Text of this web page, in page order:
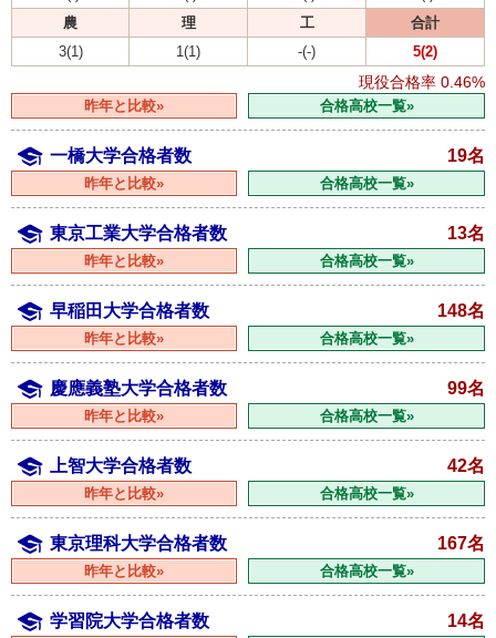
農
理 工
合計
3(1)
1(1) -(-) 5(2)
現役合格率 0.46%
昨年と比較» 合格高校一覧»
一橋大学合格者数 19名
昨年と比較» 合格高校一覧»
東京工業大学合格者数 13名
昨年と比較» 合格高校一覧»
早稲田大学合格者数 148名
昨年と比較» 合格高校一覧»
慶應義塾大学合格者数 99名
昨年と比較» 合格高校一覧»
上智大学合格者数 42名
昨年と比較» 合格高校一覧»
東京理科大学合格者数 167名
昨年と比較» 合格高校一覧»
学習院大学合格者数 14名